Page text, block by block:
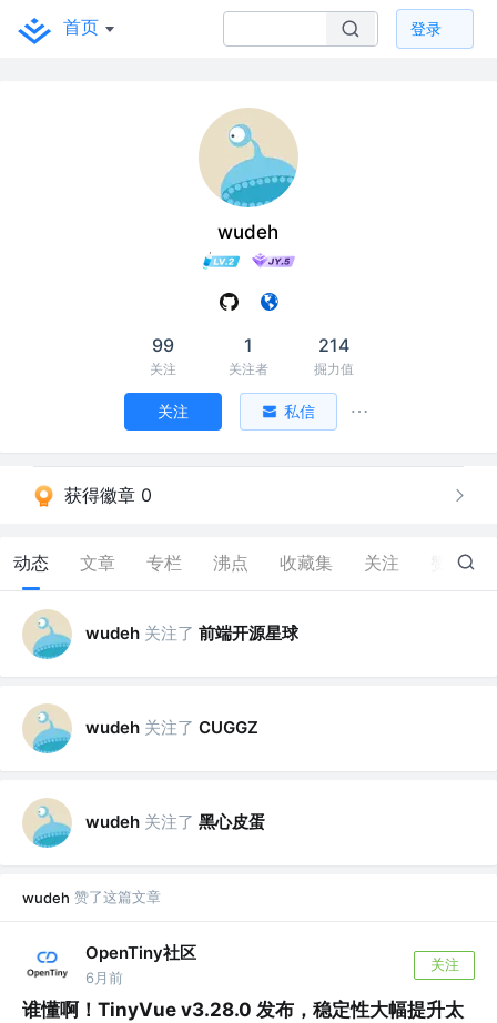
首页 登录
wudeh
99
关注
1
关注者
214
掘力值
关注 私信
获得徽章 0
动态 文章 专栏 沸点 收藏集 关注 29
wudeh 关注了 前端开源星球
wudeh 关注了 CUGGZ
wudeh 关注了 黑心皮蛋
wudeh 赞了这篇文章
OpenTiny社区
6月前
关注
谁懂啊！TinyVue v3.28.0 发布，稳定性大幅提升太